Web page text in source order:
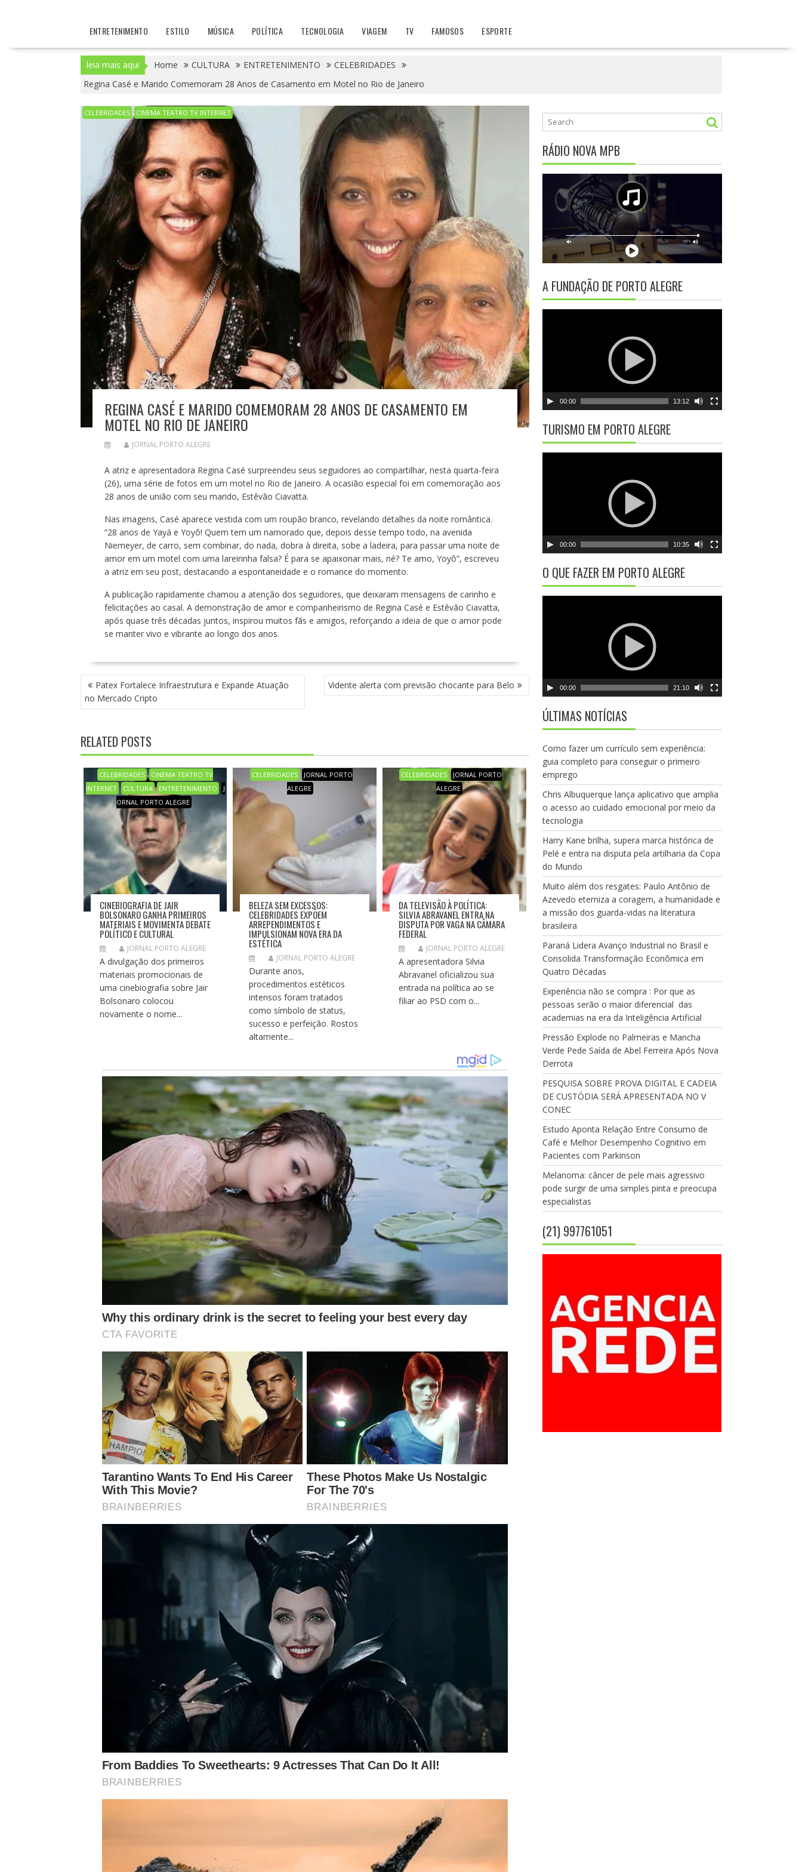
ENTRETENIMENTO ESTILO MÚSICA POLÍTICA TECNOLOGIA VIAGEM TV FAMOSOS ESPORTE
leia mais aqui Home CULTURA ENTRETENIMENTO
CELEBRIDADES
Regina Casé e Marido Comemoram 28 Anos de Casamento em Motel no Rio de Janeiro
CELEBRIDADES CINEMA TEATRO TV INTERNET
REGINA CASÉ E MARIDO COMEMORAM 28 ANOS DE CASAMENTO EM
MOTEL NO RIO DE JANEIRO
JORNAL PORTO ALEGRE
A atriz e apresentadora Regina Casé surpreendeu seus seguidores ao compartilhar, nesta quarta-feira
(26), uma série de fotos em um motel no Rio de Janeiro. A ocasião especial foi em comemoração aos
28 anos de união com seu marido, Estêvão Ciavatta.
Nas imagens, Casé aparece vestida com um roupão branco, revelando detalhes da noite romântica.
“28 anos de Yayá e Yoyô! Quem tem um namorado que, depois desse tempo todo, na avenida
Niemeyer, de carro, sem combinar, do nada, dobra à direita, sobe a ladeira, para passar uma noite de
amor em um motel com uma lareirinha falsa? É para se apaixonar mais, né? Te amo, Yoyô”, escreveu
a atriz em seu post, destacando a espontaneidade e o romance do momento.
A publicação rapidamente chamou a atenção dos seguidores, que deixaram mensagens de carinho e
felicitações ao casal. A demonstração de amor e companheirismo de Regina Casé e Estêvão Ciavatta,
após quase três décadas juntos, inspirou muitos fãs e amigos, reforçando a ideia de que o amor pode
se manter vivo e vibrante ao longo dos anos.
N
A
V
G
A
Ç
Ã
O
D
E
S
T
Patex Fortalece Infraestrutura e Expande Atuação
no Mercado Cripto
Vidente alerta com previsão chocante para Belo
RELATED POSTS
CELEBRIDADES
CINEMA TEATRO TV
INTERNET
CULTURA ENTRETENIMENTO
J
ORNAL PORTO ALEGRE
CINEBIOGRAFIA DE JAIR
BOLSONARO GANHA PRIMEIROS
MATERIAIS E MOVIMENTA DEBATE
POLÍTICO E CULTURAL
JORNAL PORTO ALEGRE
A divulgação dos primeiros
materiais promocionais de
uma cinebiografia sobre Jair
Bolsonaro colocou
novamente o nome...
CELEBRIDADES
JORNAL PORTO
ALEGRE
BELEZA SEM EXCESSOS:
CELEBRIDADES EXPÕEM
ARREPENDIMENTOS E
IMPULSIONAM NOVA ERA DA
ESTÉTICA
JORNAL PORTO ALEGRE
Durante anos,
procedimentos estéticos
intensos foram tratados
como símbolo de status,
sucesso e perfeição. Rostos
altamente...
CELEBRIDADES
JORNAL PORTO
ALEGRE
DA TELEVISÃO À POLÍTICA:
SILVIA ABRAVANEL ENTRA NA
DISPUTA POR VAGA NA CÂMARA
FEDERAL
JORNAL PORTO ALEGRE
A apresentadora Silvia
Abravanel oficializou sua
entrada na política ao se
filiar ao PSD com o...
RÁDIO NOVA MPB
A FUNDAÇÃO DE PORTO ALEGRE
r
d
v
í
00:00 13:12
TURISMO EM PORTO ALEGRE
r
d
v
í
00:00 10:35
O QUE FAZER EM PORTO ALEGRE
r
d
e
v
í
d
e
o
00:00 21:10
ÚLTIMAS NOTÍCIAS
Como fazer um currículo sem experiência:
guia completo para conseguir o primeiro
emprego
Chris Albuquerque lança aplicativo que amplia
o acesso ao cuidado emocional por meio da
tecnologia
Harry Kane brilha, supera marca histórica de
Pelé e entra na disputa pela artilharia da Copa
do Mundo
Muito além dos resgates: Paulo Antônio de
Azevedo eterniza a coragem, a humanidade e
a missão dos guarda-vidas na literatura
brasileira
Paraná Lidera Avanço Industrial no Brasil e
Consolida Transformação Econômica em
Quatro Décadas
Experiência não se compra : Por que as
pessoas serão o maior diferencial das
academias na era da Inteligência Artificial
Pressão Explode no Palmeiras e Mancha
Verde Pede Saída de Abel Ferreira Após Nova
Derrota
PESQUISA SOBRE PROVA DIGITAL E CADEIA
DE CUSTÓDIA SERÁ APRESENTADA NO V
CONEC
Estudo Aponta Relação Entre Consumo de
Café e Melhor Desempenho Cognitivo em
Pacientes com Parkinson
Melanoma: câncer de pele mais agressivo
pode surgir de uma simples pinta e preocupa
especialistas
(21) 997761051